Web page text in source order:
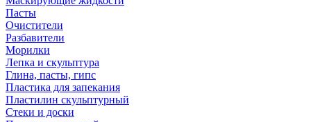
Пасты
Очистители
Разбавители
Морилки
Лепка и скульптура
Глина, пасты, гипс
Пластика для запекания
Пластилин скульптурный
Стеки и доски